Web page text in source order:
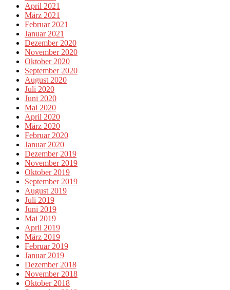
April 2021
März 2021
Februar 2021
Januar 2021
Dezember 2020
November 2020
Oktober 2020
September 2020
August 2020
Juli 2020
Juni 2020
Mai 2020
April 2020
März 2020
Februar 2020
Januar 2020
Dezember 2019
November 2019
Oktober 2019
September 2019
August 2019
Juli 2019
Juni 2019
Mai 2019
April 2019
März 2019
Februar 2019
Januar 2019
Dezember 2018
November 2018
Oktober 2018